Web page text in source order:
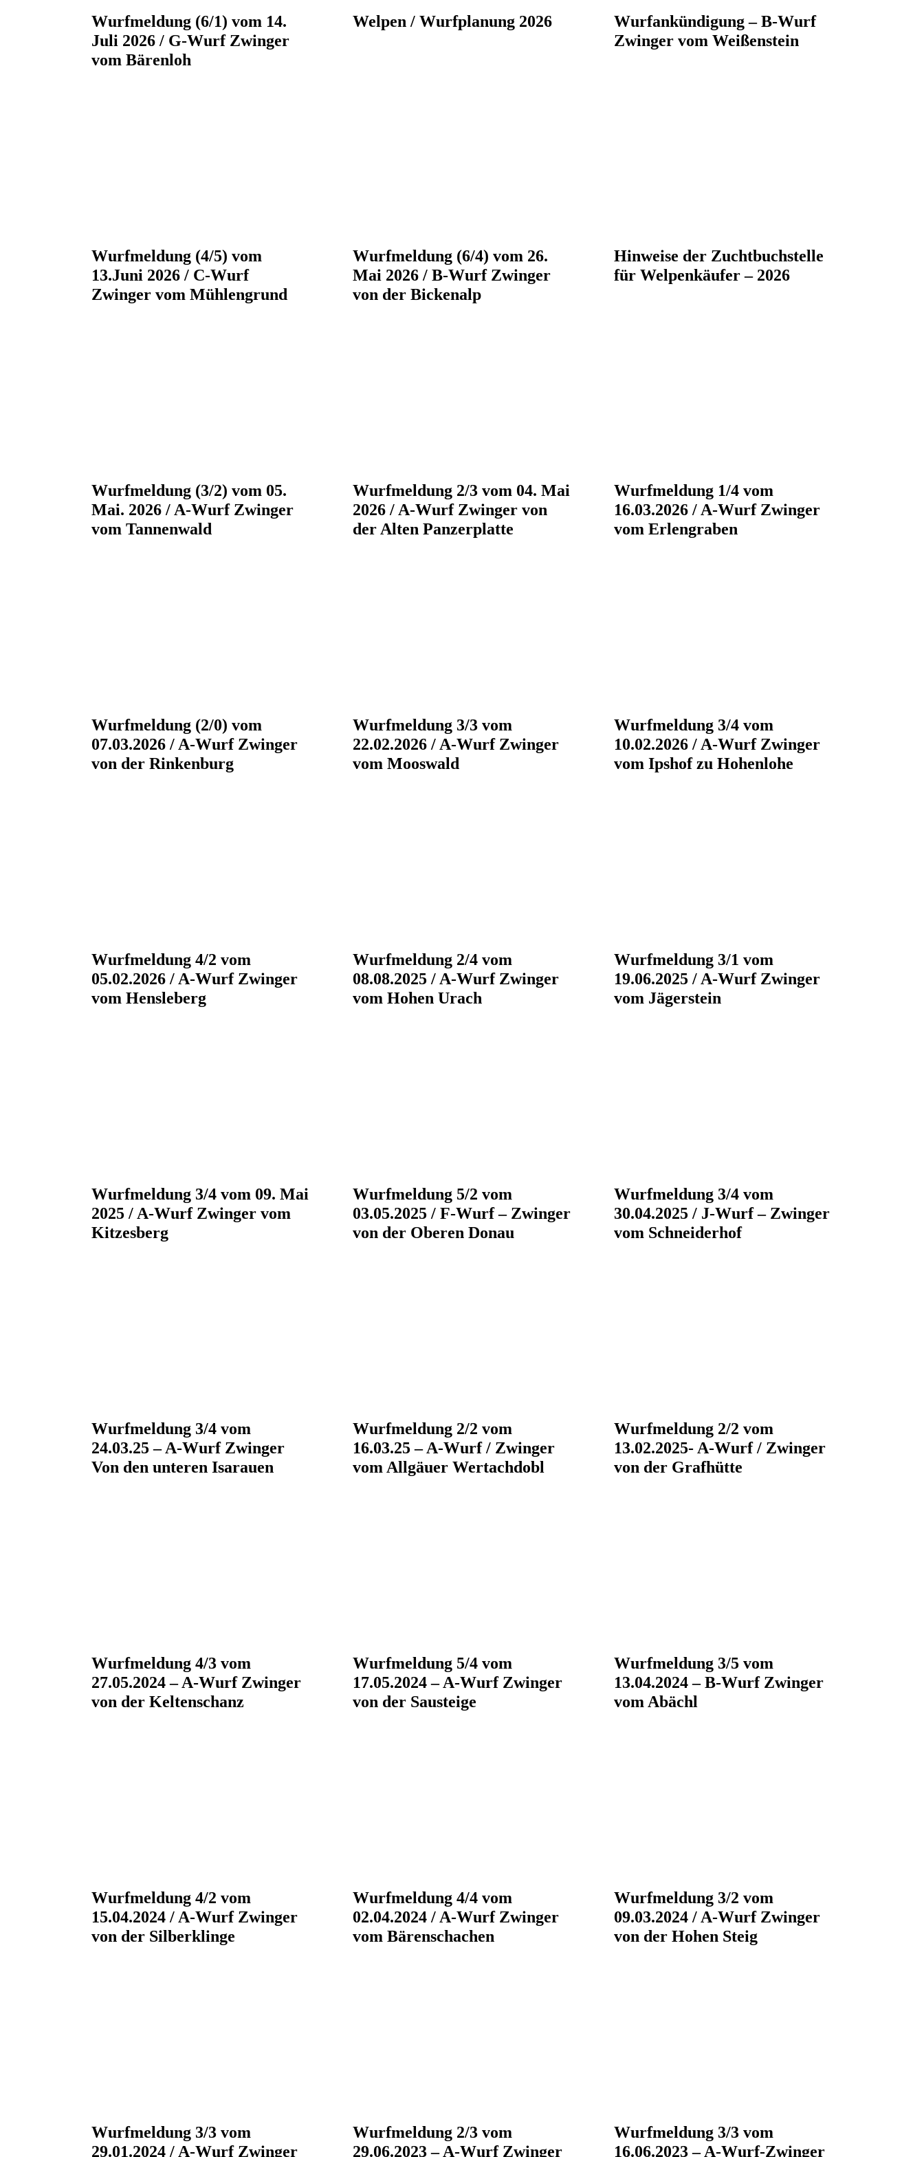
Wurfmeldung (6/1) vom 14.
Juli 2026 / G-Wurf Zwinger
vom Bärenloh
Welpen / Wurfplanung 2026
Wurfankündigung – B-Wurf
Zwinger vom Weißenstein
Wurfmeldung (4/5) vom
13.Juni 2026 / C-Wurf
Zwinger vom Mühlengrund
Wurfmeldung (6/4) vom 26.
Mai 2026 / B-Wurf Zwinger
von der Bickenalp
Hinweise der Zuchtbuchstelle
für Welpenkäufer – 2026
Wurfmeldung (3/2) vom 05.
Mai. 2026 / A-Wurf Zwinger
vom Tannenwald
Wurfmeldung 2/3 vom 04. Mai
2026 / A-Wurf Zwinger von
der Alten Panzerplatte
Wurfmeldung 1/4 vom
16.03.2026 / A-Wurf Zwinger
vom Erlengraben
Wurfmeldung (2/0) vom
07.03.2026 / A-Wurf Zwinger
von der Rinkenburg
Wurfmeldung 3/3 vom
22.02.2026 / A-Wurf Zwinger
vom Mooswald
Wurfmeldung 3/4 vom
10.02.2026 / A-Wurf Zwinger
vom Ipshof zu Hohenlohe
Wurfmeldung 4/2 vom
05.02.2026 / A-Wurf Zwinger
vom Hensleberg
Wurfmeldung 2/4 vom
08.08.2025 / A-Wurf Zwinger
vom Hohen Urach
Wurfmeldung 3/1 vom
19.06.2025 / A-Wurf Zwinger
vom Jägerstein
Wurfmeldung 3/4 vom 09. Mai
2025 / A-Wurf Zwinger vom
Kitzesberg
Wurfmeldung 5/2 vom
03.05.2025 / F-Wurf – Zwinger
von der Oberen Donau
Wurfmeldung 3/4 vom
30.04.2025 / J-Wurf – Zwinger
vom Schneiderhof
Wurfmeldung 3/4 vom
24.03.25 – A-Wurf Zwinger
Von den unteren Isarauen
Wurfmeldung 2/2 vom
16.03.25 – A-Wurf / Zwinger
vom Allgäuer Wertachdobl
Wurfmeldung 2/2 vom
13.02.2025- A-Wurf / Zwinger
von der Grafhütte
Wurfmeldung 4/3 vom
27.05.2024 – A-Wurf Zwinger
von der Keltenschanz
Wurfmeldung 5/4 vom
17.05.2024 – A-Wurf Zwinger
von der Sausteige
Wurfmeldung 3/5 vom
13.04.2024 – B-Wurf Zwinger
vom Abächl
Wurfmeldung 4/2 vom
15.04.2024 / A-Wurf Zwinger
von der Silberklinge
Wurfmeldung 4/4 vom
02.04.2024 / A-Wurf Zwinger
vom Bärenschachen
Wurfmeldung 3/2 vom
09.03.2024 / A-Wurf Zwinger
von der Hohen Steig
Wurfmeldung 3/3 vom
29.01.2024 / A-Wurf Zwinger
Wurfmeldung 2/3 vom
29.06.2023 – A-Wurf Zwinger
Wurfmeldung 3/3 vom
16.06.2023 – A-Wurf-Zwinger